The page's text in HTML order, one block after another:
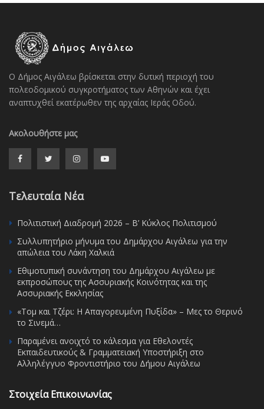
Ο Δήμος Αιγάλεω βρίσκεται στην δυτική περιοχή του
πολεοδομικού συγκροτήματος των Αθηνών και έχει
αναπτυχθεί εκατέρωθεν της αρχαίας Ιεράς Οδού.
Ακολουθήστε μας
Τελευταία Νέα
Πολιτιστική Διαδρομή 2026 – Β’ Κύκλος Πολιτισμού
Συλλυπητήριο μήνυμα του Δημάρχου Αιγάλεω για την
απώλεια του Λάκη Χαλκιά
Εθιμοτυπική συνάντηση του Δημάρχου Αιγάλεω με
εκπροσώπους της Ασσυριακής Κοινότητας και της
Ασσυριακής Εκκλησίας
«Τομ και Τζέρι: Η Απαγορευμένη Πυξίδα» – Μες το Θερινό
το Σινεμά…
Παραμένει ανοιχτό το κάλεσμα για Εθελοντές
Εκπαιδευτικούς & Γραμματειακή Υποστήριξη στο
Αλληλέγγυο Φροντιστήριο του Δήμου Αιγάλεω
Στοιχεία Επικοινωνίας